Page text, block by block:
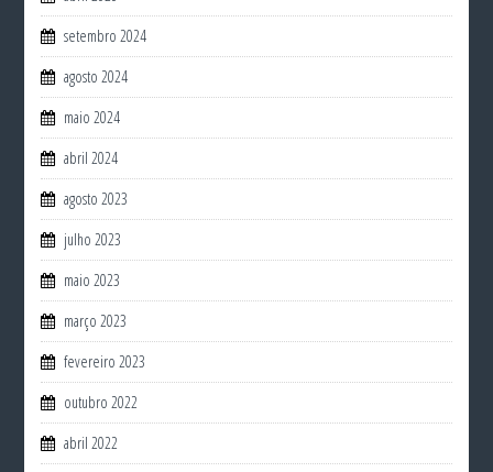
setembro 2024
agosto 2024
maio 2024
abril 2024
agosto 2023
julho 2023
maio 2023
março 2023
fevereiro 2023
outubro 2022
abril 2022